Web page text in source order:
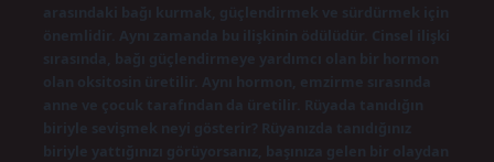
arasındaki bağı kurmak, güçlendirmek ve sürdürmek için
önemlidir. Aynı zamanda bu ilişkinin ödülüdür. Cinsel ilişki
sırasında, bağı güçlendirmeye yardımcı olan bir hormon
olan oksitosin üretilir. Aynı hormon, emzirme sırasında
anne ve çocuk tarafından da üretilir. Rüyada tanıdığın
biriyle sevişmek neyi gösterir? Rüyanızda tanıdığınız
biriyle yattığınızı görüyorsanız, başınıza gelen bir olaydan